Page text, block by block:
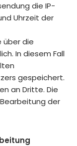
die IP-
Uhrzeit der
über die
In diesem Fall
gespeichert.
an Dritte. Die
der